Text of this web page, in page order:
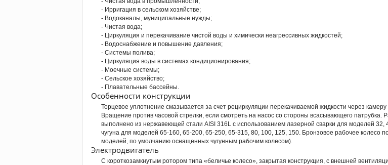
- Ирригация в сельском хозяйстве;
- Водоканалы, муниципальные нужды;
- Чистая вода;
- Циркуляция и перекачивание чистой воды и химически неагрессивных жидкостей;
- Водоснабжение и повышение давления;
- Системы полива;
- Циркуляция воды в системах кондиционирования;
- Моечные системы;
- Сельское хозяйство;
- Плавательные бассейны.
Особенности конструкции
Торцевое уплотнение смазывается за счет рециркуляции перекачиваемой жидкости через камеру
Вращение против часовой стрелки, если смотреть на насос со стороны всасывающего патрубка.
выполнено из нержавеющей стали AISI 316L с использованием лазерной сварки для моделей 32,
чугуна для моделей 65-160, 65-200, 65-250, 65-315, 80, 100, 125, 150. Бронзовое рабочее колесо
моделей, по умолчанию оснащенных чугунным рабочим колесом).
Электродвигатель
С короткозамкнутым ротором типа «беличье колесо», закрытая конструкция, с внешней